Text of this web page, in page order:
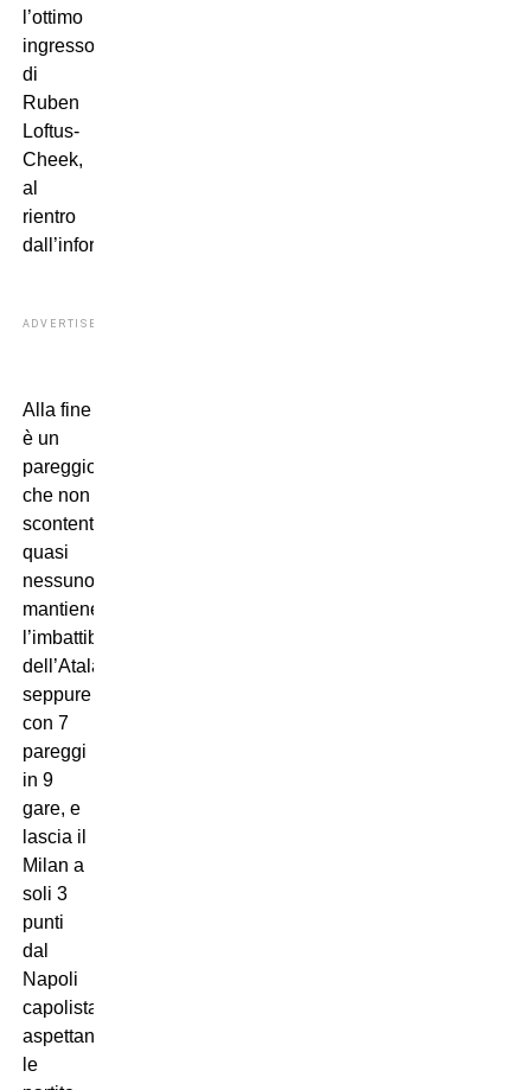
l’ottimo
ingresso
di
Ruben
Loftus-
Cheek,
al
rientro
dall’infortunio.
ADVERTISEMENT
Alla fine
è un
pareggio
che non
scontenta
quasi
nessuno:
mantiene
l’imbattibilità
dell’Atalanta,
seppure
con 7
pareggi
in 9
gare, e
lascia il
Milan a
soli 3
punti
dal
Napoli
capolista,
aspettando
le